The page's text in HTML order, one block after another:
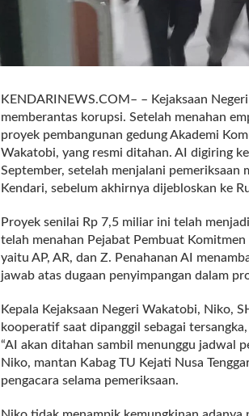
KENDARINEWS.COM– – Kejaksaan
memberantas korupsi. Setelah menahan
proyek pembangunan gedung Akademi
Wakatobi, yang resmi ditahan. AI digiring
September, setelah menjalani pemeriksaan
Kendari, sebelum akhirnya dijebloskan ke
Proyek senilai Rp 7,5 miliar ini telah
telah menahan Pejabat Pembuat
yaitu AP, AR, dan Z. Penahanan AI
jawab atas dugaan penyimpangan dalam
Kepala Kejaksaan Negeri Wakatobi, Niko,
kooperatif saat dipanggil sebagai
“AI akan ditahan sambil menunggu jadwal
Niko, mantan Kabag TU Kejati Nusa
pengacara selama pemeriksaan.